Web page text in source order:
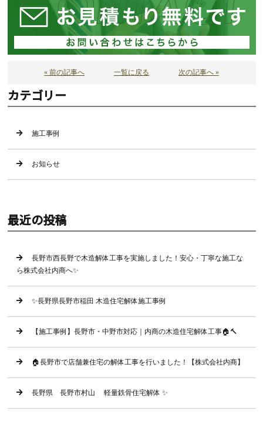
« 前の記事へ 一覧に戻る 次の記事へ »
カテゴリー
施工事例
お知らせ
最近の投稿
長野市西長野で木造解体工事を実施しました！安心・丁寧な施工な
ら株式会社内商へ✨
✨長野県長野市稲田 木造住宅解体施工事例
【施工事例】長野市・中野市対応｜内商の木造住宅解体工事🏠🔨
🏠長野市で店舗兼住宅の解体工事を行いました！【株式会社内商】
長野県 長野市村山 軽量鉄骨住宅解体 ✨